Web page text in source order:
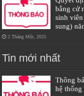
bằng cử
sinh
sung)
2 Tháng Một, 2025
Tin mới nhất
Thông
hệ